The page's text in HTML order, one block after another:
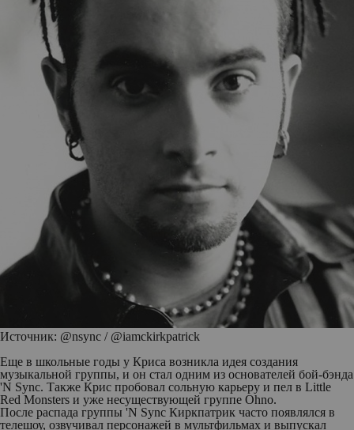
Источник: @nsync / @iamckirkpatrick
Еще в школьные годы у Криса возникла идея создания
музыкальной группы, и он стал одним из основателей бой-бэнда
'N Sync. Также Крис пробовал сольную карьеру и пел в Little
Red Monsters и уже несуществующей группе Ohno.
После распада группы 'N Sync Киркпатрик часто появлялся в
телешоу, озвучивал персонажей в мультфильмах и выпускал